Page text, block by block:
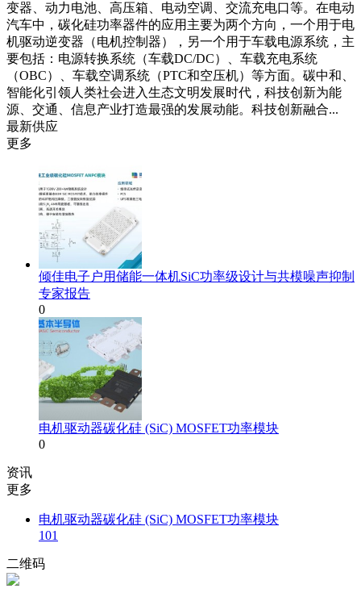
变器、动力电池、高压箱、电动空调、交流充电口等。在电动
汽车中，碳化硅功率器件的应用主要为两个方向，一个用于电
机驱动逆变器（电机控制器），另一个用于车载电源系统，主
要包括：电源转换系统（车载DC/DC）、车载充电系统
（OBC）、车载空调系统（PTC和空压机）等方面。碳中和、
智能化引领人类社会进入生态文明发展时代，科技创新为能
源、交通、信息产业打造最强的发展动能。科技创新融合...
最新供应
更多
倾佳电子户用储能一体机SiC功率级设计与共模噪声抑制
专家报告
0
电机驱动器碳化硅 (SiC) MOSFET功率模块
0
资讯
更多
电机驱动器碳化硅 (SiC) MOSFET功率模块
101
二维码